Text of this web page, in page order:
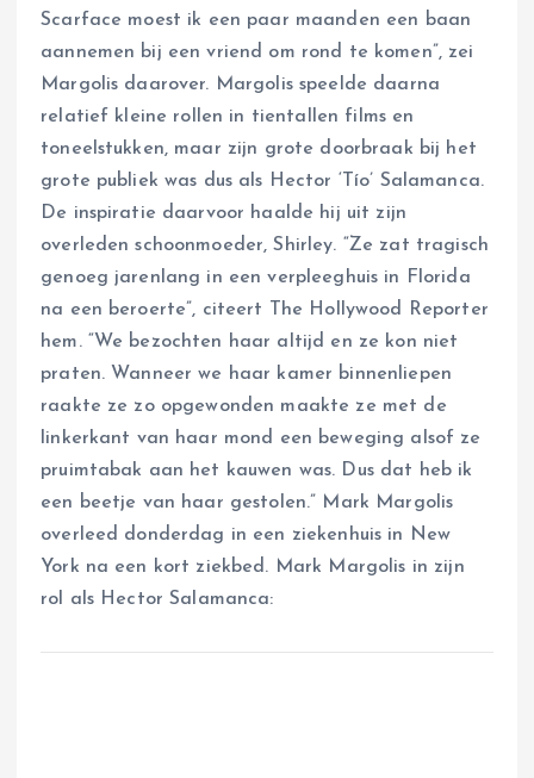
Scarface moest ik een paar maanden een baan
aannemen bij een vriend om rond te komen”, zei
Margolis daarover. Margolis speelde daarna
relatief kleine rollen in tientallen films en
toneelstukken, maar zijn grote doorbraak bij het
grote publiek was dus als Hector ‘Tío’ Salamanca.
De inspiratie daarvoor haalde hij uit zijn
overleden schoonmoeder, Shirley. “Ze zat tragisch
genoeg jarenlang in een verpleeghuis in Florida
na een beroerte”, citeert The Hollywood Reporter
hem. “We bezochten haar altijd en ze kon niet
praten. Wanneer we haar kamer binnenliepen
raakte ze zo opgewonden maakte ze met de
linkerkant van haar mond een beweging alsof ze
pruimtabak aan het kauwen was. Dus dat heb ik
een beetje van haar gestolen.” Mark Margolis
overleed donderdag in een ziekenhuis in New
York na een kort ziekbed. Mark Margolis in zijn
rol als Hector Salamanca: